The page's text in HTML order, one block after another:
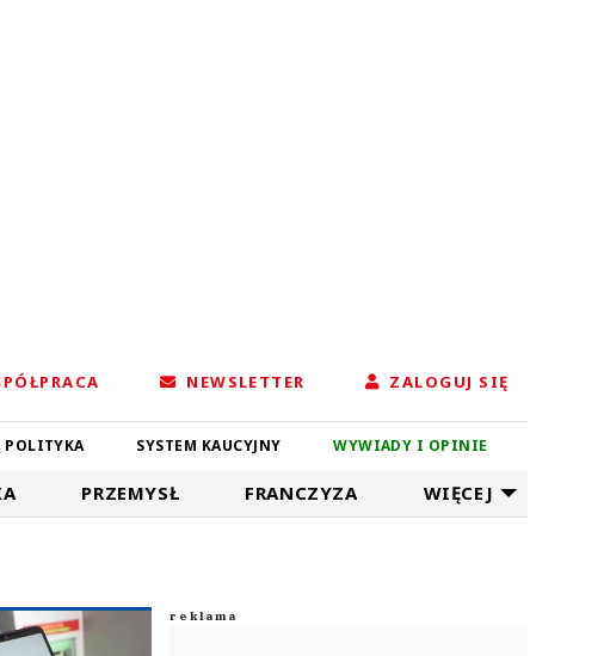
NEWSLETTER ZALOGUJ SIĘ
POLITYKA SYSTEM KAUCYJNY WYWIADY I OPINIE
PRZEMYSŁ FRANCZYZA WIĘCEJ